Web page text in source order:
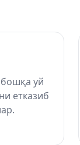
уй
етказиб